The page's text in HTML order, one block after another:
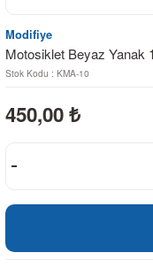
Modifiye
Motosiklet Beyaz Yanak
Stok Kodu : KMA-10
450,00 ₺